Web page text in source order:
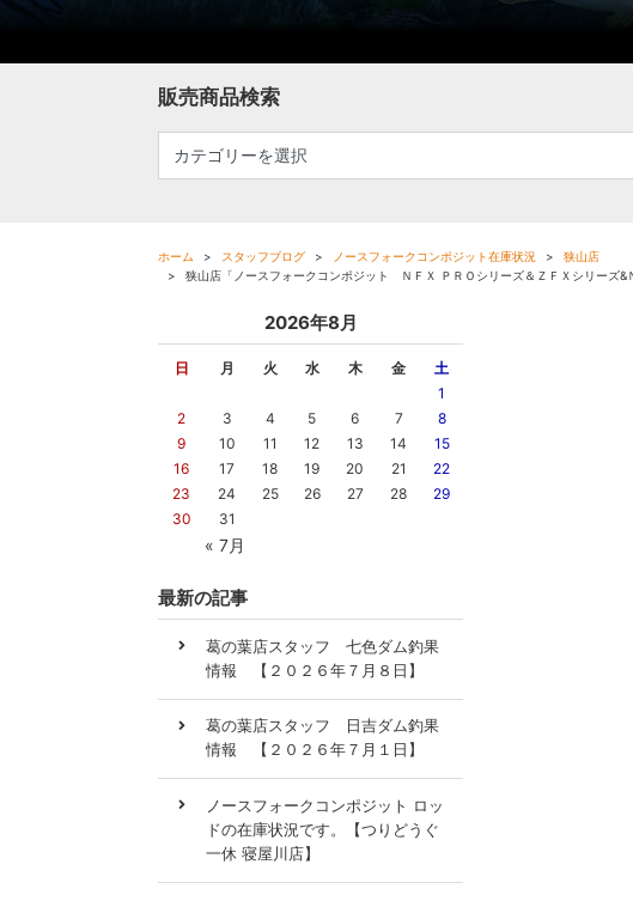
販売商品検索
ホーム スタッフブログ ノースフォークコンポジット在庫状況
狭山店
狭山店「ノースフォークコンポジット ＮＦＸ ＰＲＯシリーズ＆ＺＦＸシリーズ
2026年8月
日 月 火 水 木 金 土
« 7月
1
2
3 4 5 6 7
8
9
10 11 12 13 14
15
16
17 18 19 20 21
22
23
24 25 26 27 28
29
30
31
最新の記事
葛の葉店スタッフ 七色ダム釣果
情報 【２０２６年７月８日】
葛の葉店スタッフ 日吉ダム釣果
情報 【２０２６年７月１日】
ノースフォークコンポジット ロッ
ドの在庫状況です。【つりどうぐ
一休 寝屋川店】